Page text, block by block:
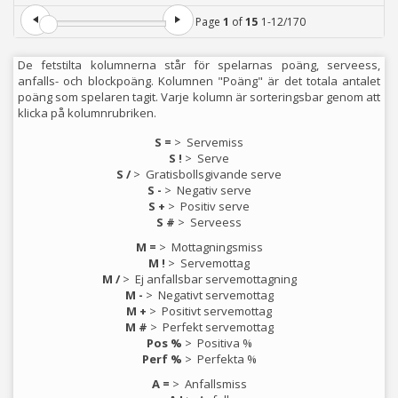
Page 1 of15 1-12/170
De fetstilta kolumnerna står för spelarnas poäng, serveess,
anfalls- och blockpoäng. Kolumnen "Poäng" är det totala antalet
poäng som spelaren tagit. Varje kolumn är sorteringsbar genom att
klicka på kolumnrubriken.
S = > Servemiss
S ! > Serve
S /> Gratisbollsgivande serve
S - > Negativ serve
S + > Positiv serve
S # > Serveess
M = > Mottagningsmiss
M ! > Servemottag
M /> Ej anfallsbar servemottagning
M - > Negativt servemottag
M + > Positivt servemottag
M # > Perfekt servemottag
Pos % > Positiva %
Perf % > Perfekta %
A = > Anfallsmiss